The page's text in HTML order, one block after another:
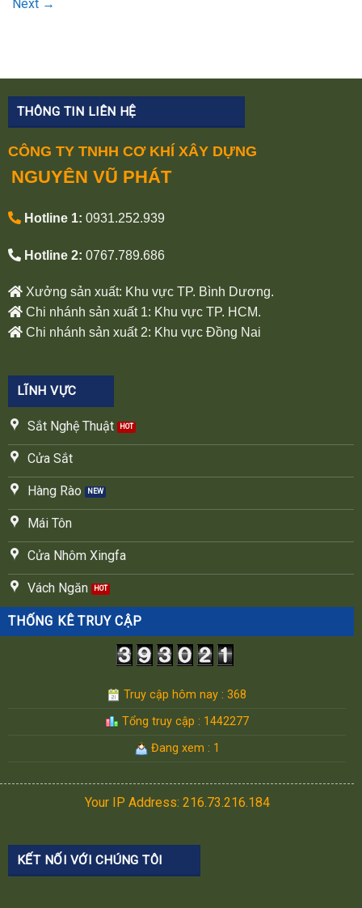
Next →
THÔNG TIN LIÊN HỆ
CÔNG TY TNHH CƠ KHÍ XÂY DỰNG
NGUYÊN VŨ PHÁT
Hotline 1: 0931.252.939
Hotline 2: 0767.789.686
Xưởng sản xuất: Khu vực TP. Bình Dương.
Chi nhánh sản xuất 1: Khu vực TP. HCM.
Chi nhánh sản xuất 2: Khu vực Đồng Nai
LĨNH VỰC
Sắt Nghệ Thuật
Cửa Sắt
Hàng Rào
Mái Tôn
Cửa Nhôm Xingfa
Vách Ngăn
THỐNG KÊ TRUY CẬP
Truy cập hôm nay : 368
Tổng truy cập : 1442277
Đang xem : 1
Your IP Address: 216.73.216.184
KẾT NỐI VỚI CHÚNG TÔI